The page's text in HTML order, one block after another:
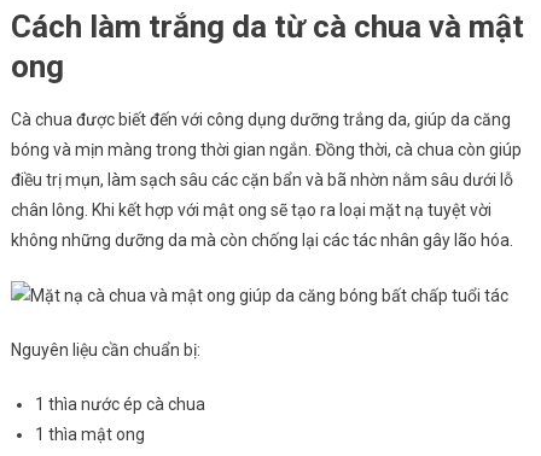
Cách làm trắng da từ cà chua và mật
ong
Cà chua được biết đến với công dụng dưỡng trắng da, giúp da căng
bóng và mịn màng trong thời gian ngắn. Đồng thời, cà chua còn giúp
điều trị mụn, làm sạch sâu các cặn bẩn và bã nhờn nằm sâu dưới lỗ
chân lông. Khi kết hợp với mật ong sẽ tạo ra loại mặt nạ tuyệt vời
không những dưỡng da mà còn chống lại các tác nhân gây lão hóa.
Nguyên liệu cần chuẩn bị:
1 thìa nước ép cà chua
1 thìa mật ong